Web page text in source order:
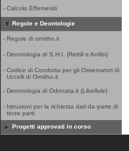
- Calcolo Effemeridi
Regole e Deontologie
- Regole di ornitho.it
- Deontologia di S.H.I. (Rettili e Anfibi)
- Codice di Condotta per gli Osservatori di
Uccelli di Ornitho.it
- Deontologia di Odonata.it (Libellule)
- Istruzioni per la richiesta dati da parte di
terze parti
Progetti approvati in corso